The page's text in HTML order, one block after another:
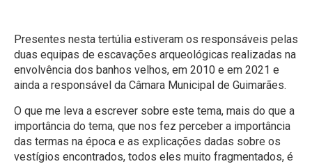
Presentes nesta tertúlia estiveram os responsáveis pelas
duas equipas de escavações arqueológicas realizadas na
envolvência dos banhos velhos, em 2010 e em 2021 e
ainda a responsável da Câmara Municipal de Guimarães.
O que me leva a escrever sobre este tema, mais do que a
importância do tema, que nos fez perceber a importância
das termas na época e as explicações dadas sobre os
vestígios encontrados, todos eles muito fragmentados, é